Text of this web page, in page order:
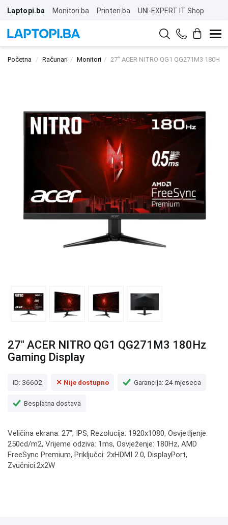
Laptopi.ba Monitori.ba Printeri.ba UNI-EXPERT IT Shop
Početna Računari Monitori 27" ACER NITRO QG1 QG271M3 180Hz
27" ACER NITRO QG1 QG271M3 180Hz
Gaming Display
ID: 36602 ✕ Nije dostupno Garancija: 24 mjeseca
Besplatna dostava
Veličina ekrana: 27", IPS, Rezolucija: 1920x1080, Osvjetljenje:
250cd/m2, Vrijeme odziva: 1ms, Osvježenje: 180Hz, AMD
FreeSync Premium, Priključci: 2xHDMI 2.0, DisplayPort,
Zvučnici:2x2W